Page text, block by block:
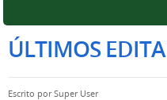
ÚLTIMOS
Escrito porSuper User